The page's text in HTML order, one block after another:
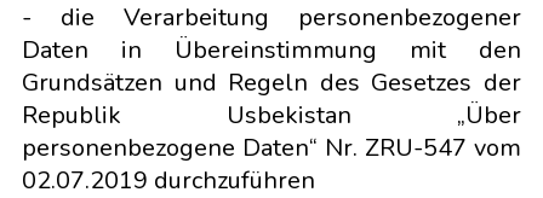
- die Verarbeitung personenbezogener
Daten in Übereinstimmung mit den
Grundsätzen und Regeln des Gesetzes der
Republik Usbekistan „Über
personenbezogene Daten“ Nr. ZRU-547 vom
02.07.2019 durchzuführen